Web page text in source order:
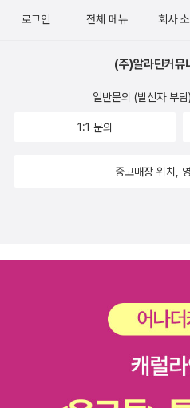
로그인 전체 메뉴 회사
(주)알라딘커뮤
일반문의 (발신자 부담)
1:1 문의
중고매장 위치,